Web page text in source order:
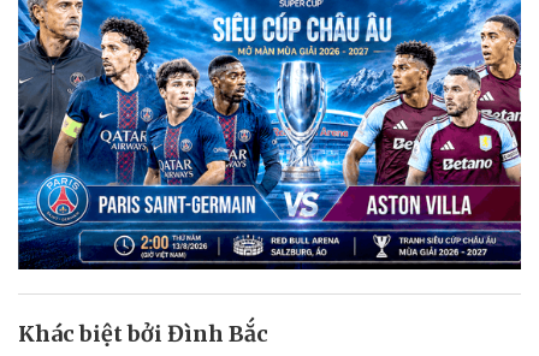
Khác biệt bởi Đình Bắc